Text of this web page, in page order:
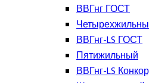
ВВГнг ГОСТ
ВВГнг-LS ГОСТ
Пятижильный
ВВГнг-LS